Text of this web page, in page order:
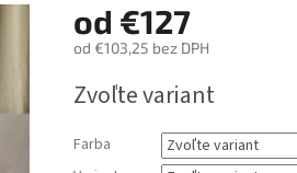
od €127
od €103,25 bez DPH
cena:
Zvoľte variant
Farba